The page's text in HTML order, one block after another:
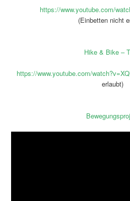
https://www.youtube.com/
(Einbetten nicht
Hike & Bike –
https://www.youtube.com/
erlaubt)